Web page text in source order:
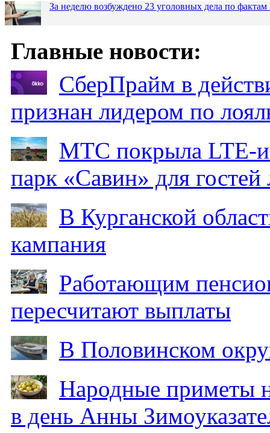
За неделю возбуждено 23 уголовных дела по
Главные новости:
СберПрайм в
признан лидером по
МТС покрыла LTE-
парк «Савин» для гостей
В Курганской
кампания
Работающим
пересчитают выплаты
В Половинском
Народные приметы
в день Анны